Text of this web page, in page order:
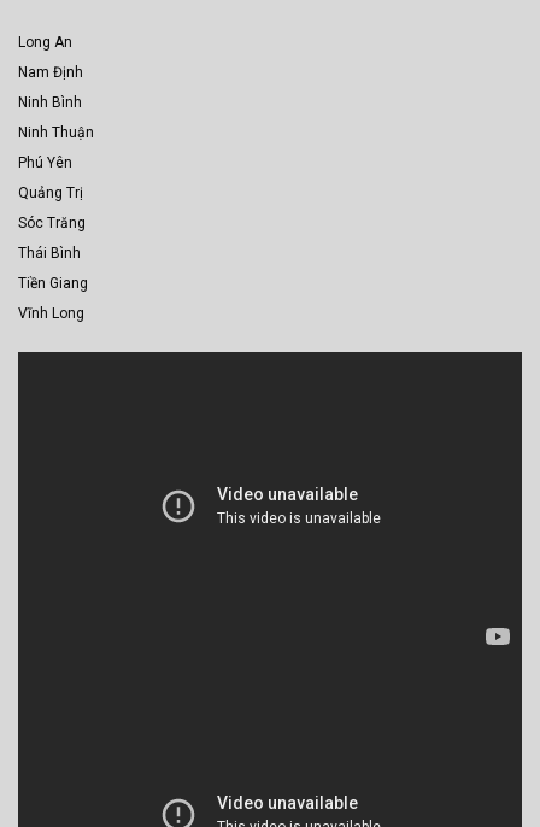
Long An
Nam Định
Ninh Bình
Ninh Thuận
Phú Yên
Quảng Trị
Sóc Trăng
Thái Bình
Tiền Giang
Vĩnh Long